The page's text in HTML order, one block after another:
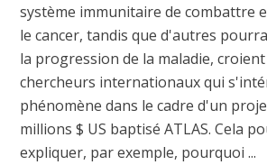
système immunitaire de combattre
le cancer, tandis que d'autres
la progression de la maladie, croient
chercheurs internationaux qui
phénomène dans le cadre d'un
millions $ US baptisé ATLAS. Cela
expliquer, par exemple, pourquoi ...